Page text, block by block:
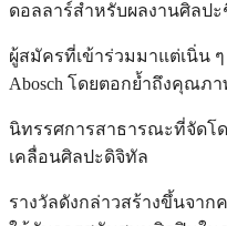
ดอลลาร์สำหรับผลงานศิลป
ผู้สมัครที่เข้าร่วมมาแต่เนิ่น ๆ
Abosch โดยตอกย้ำถึงคุณภ
นิทรรศการสาธารณะที่จัดโ
เคลื่อนศิลปะดิจิทัล
รางวัลดังกล่าวสร้างขึ้นจาก